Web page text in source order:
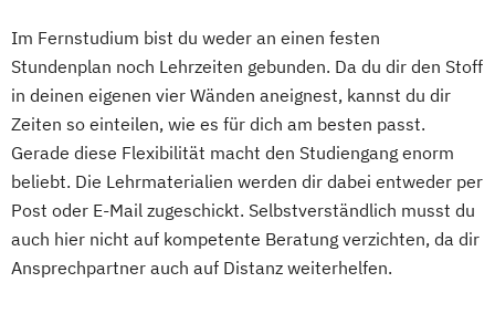
Mathematik für Studierende
ingenieurwissenschaftlicher Fächer
Mathematik für Studierende
wirtschaftswissenschaftlicher Fächer
Mechatronik
Mediengestaltung
Medizinische Informatik Medizintechnik
Mensch-Computer-Interaktion
Nachhaltiges Design
Data Science und Analytics
Design Management
Digital Business Management
Digital Health Management
Digital Marketing
Ernährungswissenschaften
Erwachsenenbildung und Digitalisierung
Executive MBA für Ärztinnen und Ärzte
Finance Accounting
Pharmamanagement und
Pharmaproduktion
Physician Assistant Physiotherapie
Prozess- und Produktdesign
Psychologie
Psychologie mit Schwerpunkt Klinische
Psychologie und Psychologisches
Empowerment
Psychosoziale Beratung in Sozialer Arbeit
Sicherheitsmanagement
Soziale Arbeit
Im Fernstudium bist du weder an einen festen
Stundenplan noch Lehrzeiten gebunden. Da du dir den Stoff
in deinen eigenen vier Wänden aneignest, kannst du dir
Zeiten so einteilen, wie es für dich am besten passt.
Gerade diese Flexibilität macht den Studiengang enorm
beliebt. Die Lehrmaterialien werden dir dabei entweder per
Post oder E-Mail zugeschickt. Selbstverständlich musst du
auch hier nicht auf kompetente Beratung verzichten, da dir
Ansprechpartner auch auf Distanz weiterhelfen.